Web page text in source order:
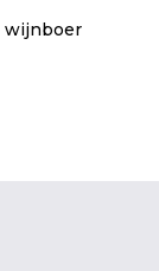
wijnboer